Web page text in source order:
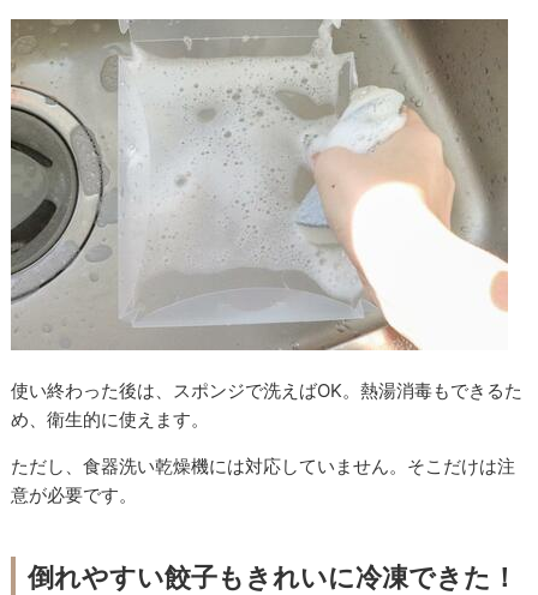
使い終わった後は、スポンジで洗えばOK。熱湯消毒もできるた
め、衛生的に使えます。
ただし、食器洗い乾燥機には対応していません。そこだけは注
意が必要です。
倒れやすい餃子もきれいに冷凍できた！